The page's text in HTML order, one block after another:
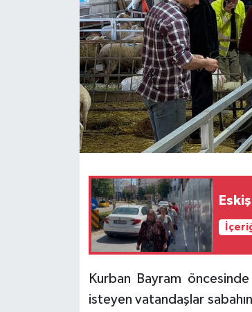
Kurban Bayram
isteyen vatandaşlar